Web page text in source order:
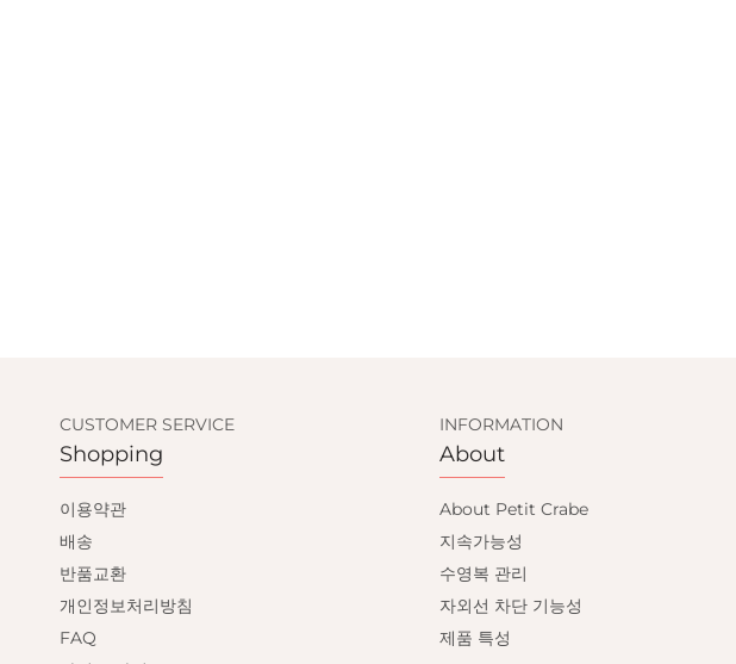
CUSTOMER SERVICE
Shopping
이용약관
배송
반품교환
개인정보처리방침
FAQ
INFORMATION
About
About Petit Crabe
지속가능성
수영복 관리
자외선 차단 기능성
제품 특성
GET
email only offers